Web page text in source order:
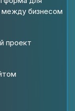
бизнесом
проект